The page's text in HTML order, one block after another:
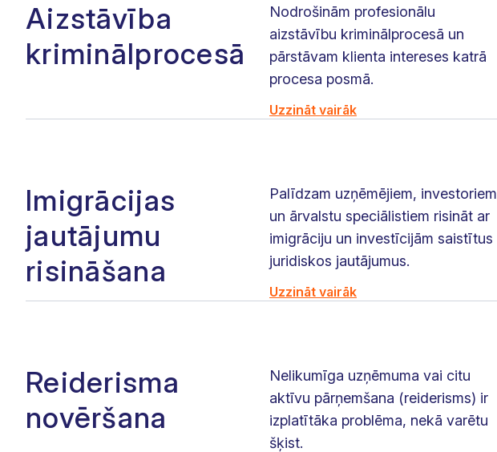
Aizstāvība
kriminālprocesā
Nodrošinām profesionālu
aizstāvību kriminālprocesā un
pārstāvam klienta intereses katrā
procesa posmā.
Uzzināt vairāk
Imigrācijas
jautājumu
risināšana
Palīdzam uzņēmējiem, investoriem
un ārvalstu speciālistiem risināt ar
imigrāciju un investīcijām saistītus
juridiskos jautājumus.
Uzzināt vairāk
Reiderisma
novēršana
Nelikumīga uzņēmuma vai citu
aktīvu pārņemšana (reiderisms) ir
izplatītāka problēma, nekā varētu
šķist.